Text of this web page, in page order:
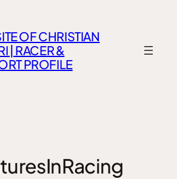
OF CHRISTIAN
| RACER &
PROFILE